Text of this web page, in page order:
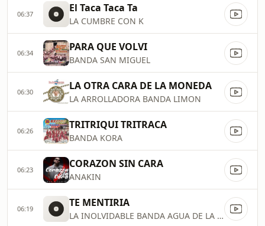
06:37 El Taca Taca Ta
LA CUMBRE CON K
06:34 PARA QUE VOLVI
BANDA SAN MIGUEL
06:30 LA OTRA CARA DE LA MONEDA
LA ARROLLADORA BANDA LIMON
06:26 TRITRIQUI TRITRACA
BANDA KORA
06:23 CORAZON SIN CARA
ANAKIN
06:19 TE MENTIRIA
LA INOLVIDABLE BANDA AGUA DE LA LLAVE